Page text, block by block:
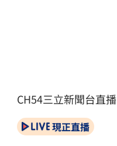
CH54三立新聞台直播
現正直播